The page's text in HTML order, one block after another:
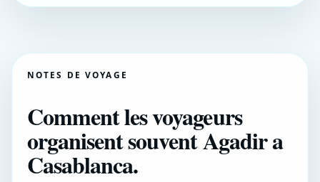
NOTES DE VOYAGE
Comment les voyageurs
organisent souvent Agadir a
Casablanca.